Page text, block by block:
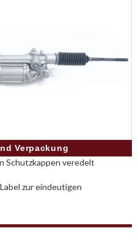
Verpackung
Schutzkappen veredelt
zur eindeutigen